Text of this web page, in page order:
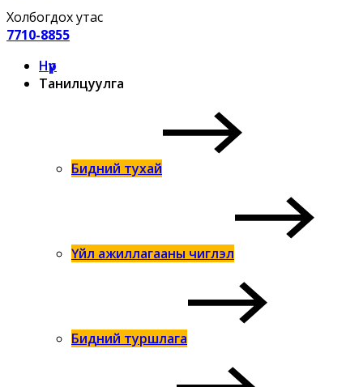
Холбогдох утас
7710-8855
Нүүр
Танилцуулга
Бидний тухай
Үйл ажиллагааны чиглэл
Бидний туршлага